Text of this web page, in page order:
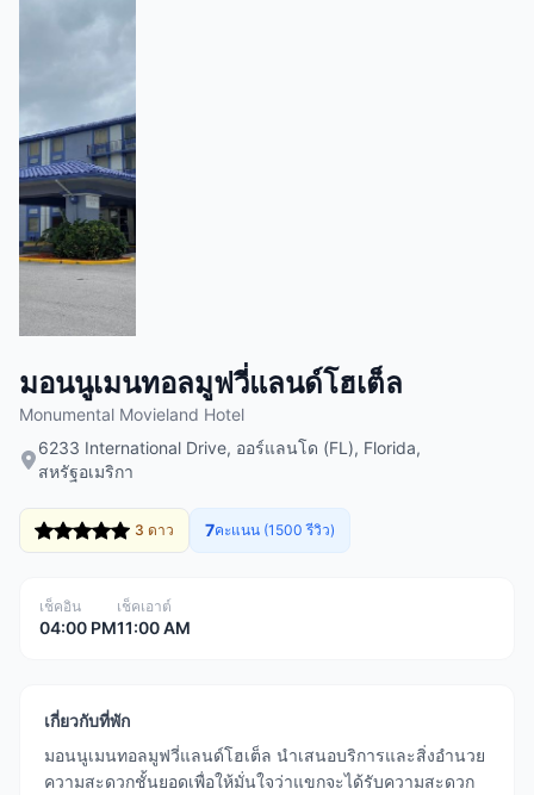
มอนนูเมนทอลมูฟวี่แลนด์โฮเต็ล
Monumental Movieland Hotel
6233 International Drive, ออร์แลนโด (FL), Florida,
สหรัฐอเมริกา
3 ดาว 7คะแนน (1500 รีวิว)
เช็คอิน
04:00 PM
เช็คเอาต์
11:00 AM
เกี่ยวกับที่พัก
มอนนูเมนทอลมูฟวี่แลนด์โฮเต็ล นำเสนอบริการและสิ่งอำนวย
ความสะดวกชั้นยอดเพื่อให้มั่นใจว่าแขกจะได้รับความสะดวก